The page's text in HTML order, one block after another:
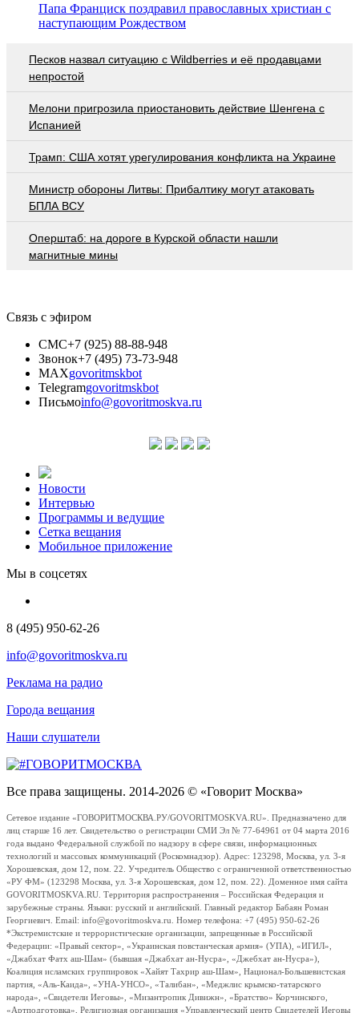
Папа Франциск поздравил православных христиан с
наступающим Рождеством
Песков назвал ситуацию с Wildberries и её продавцами
непростой
Мелони пригрозила приостановить действие Шенгена с
Испанией
Трамп: США хотят урегулирования конфликта на Украине
Министр обороны Литвы: Прибалтику могут атаковать
БПЛА ВСУ
Оперштаб: на дороге в Курской области нашли
магнитные мины
Связь с эфиром
СМС+7 (925) 88-88-948
Звонок+7 (495) 73-73-948
MAXgovoritmskbot
Telegramgovoritmskbot
Письмоinfo@govoritmoskva.ru
Новости
Интервью
Программы и ведущие
Сетка вещания
Мобильное приложение
Мы в соцсетях
8 (495) 950-62-26
info@govoritmoskva.ru
Реклама на радио
Города вещания
Наши слушатели
Все права защищены. 2014-2026 © «Говорит Москва»
Сетевое издание «ГОВОРИТМОСКВА.РУ/GOVORITMOSKVA.RU». Предназначено для
лиц старше 16 лет. Свидетельство о регистрации СМИ Эл № 77-64961 от 04 марта 2016
года выдано Федеральной службой по надзору в сфере связи, информационных
технологий и массовых коммуникаций (Роскомнадзор). Адрес: 123298, Москва, ул. 3-я
Хорошевская, дом 12, пом. 22. Учредитель Общество с ограниченной ответственностью
«РУ ФМ» (123298 Москва, ул. 3-я Хорошевская, дом 12, пом. 22). Доменное имя сайта
GOVORITMOSKVA.RU. Территория распространения – Российская Федерация и
зарубежные страны. Языки: русский и английский. Главный редактор Бабаян Роман
Георгиевич. Email: info@govoritmoskva.ru. Номер телефона: +7 (495) 950-62-26
*Экстремистские и террористические организации, запрещенные в Российской
Федерации: «Правый сектор», «Украинская повстанческая армия» (УПА), «ИГИЛ»,
«Джабхат Фатх аш-Шам» (бывшая «Джабхат ан-Нусра», «Джебхат ан-Нусра»),
Коалиция исламских группировок «Хайят Тахрир аш-Шам», Национал-Большевистская
партия, «Аль-Каида», «УНА-УНСО», «Талибан», «Меджлис крымско-татарского
народа», «Свидетели Иеговы», «Мизантропик Дивижн», «Братство» Корчинского,
«Артподготовка», Религиозная организация «Управленческий центр Свидетелей Иеговы